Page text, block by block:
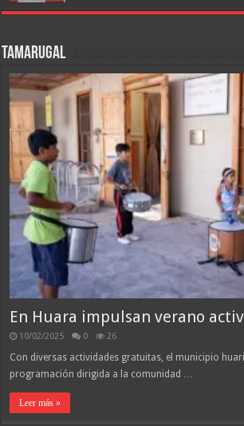
Tamarugal
En Huara impulsan verano
10/02/2025 0 26
Con diversas actividades gratuitas, el municipio
programación dirigida a la comunidad …
Leer más »